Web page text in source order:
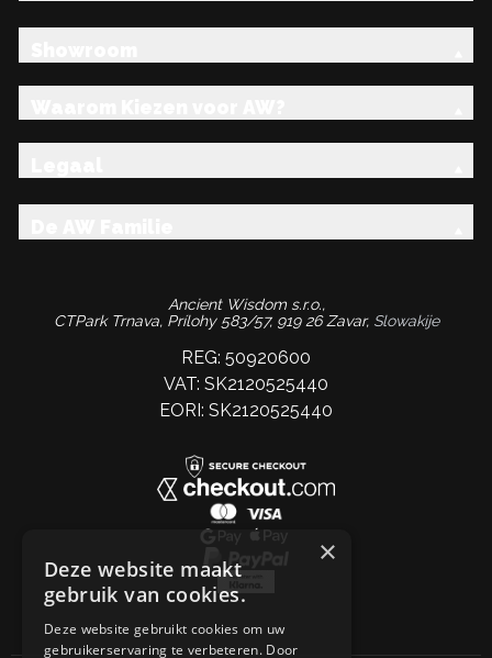
Ancient Wisdom s.r.o.,
CTPark Trnava, Prílohy 583/57, 919 26 Zavar, Slowakije
REG: 50920600
VAT: SK2120525440
EORI: SK2120525440
×
Deze website maakt
gebruik van cookies.
Deze website gebruikt cookies om uw
gebruikerservaring te verbeteren. Door